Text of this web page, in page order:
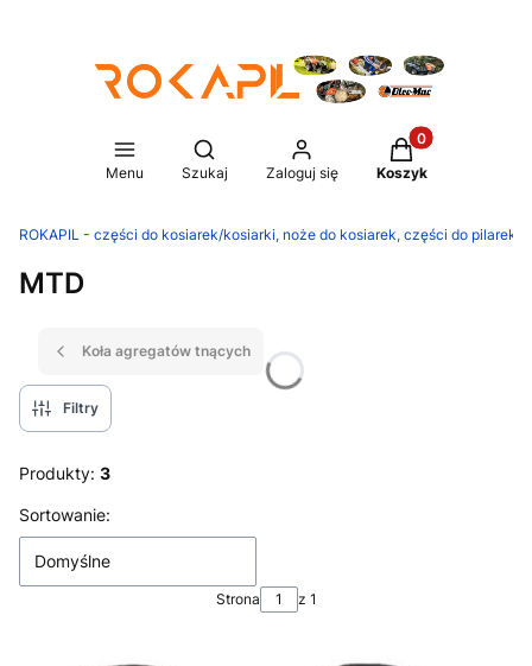
Menu
Otwórz wyszukiwarkę
Szukaj Zaloguj się
Produkty w
Koszyk
ROKAPIL - części do kosiarek/kosiarki, noże do kosiarek, części do pilarek/
MTD
Koła agregatów tnących
Filtry
Produkty: 3
Lista produktów
Sortowanie:
Domyślne
Strona z 1